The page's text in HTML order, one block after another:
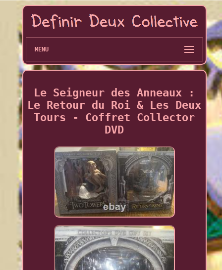
MENU
Le Seigneur des Anneaux :
Le Retour du Roi & Les Deux
Tours - Coffret Collector
DVD